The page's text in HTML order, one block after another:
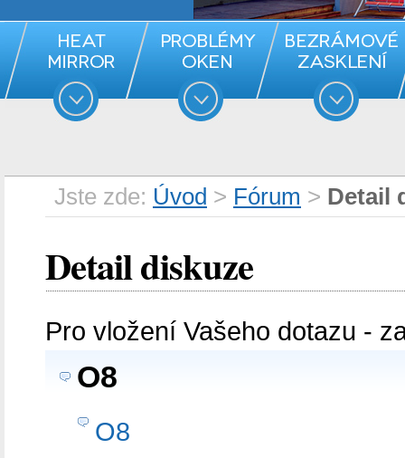
Jste zde: Úvod > Fórum > Detail
Detail diskuze
Pro vložení Vašeho dotazu -
O8
O8